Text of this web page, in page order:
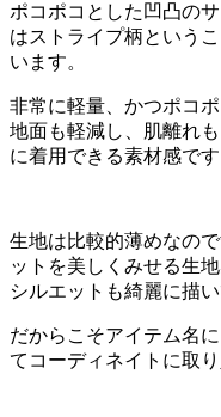
ポコポコとした凹凸の
はストライプ柄という
います。
非常に軽量、かつポコ
地面も軽減し、肌離れ
に着用できる素材感です
生地は比較的薄めなの
ットを美しくみせる生
シルエットも綺麗に描い
だからこそアイテム名
てコーディネイトに取